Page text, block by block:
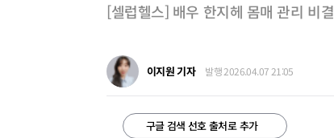
[셀럽헬스] 배우 한지헤 몸매 관리 비결
이지원 기자 발행 2026.04.07 21:05
구글 검색 선호 출처로 추가